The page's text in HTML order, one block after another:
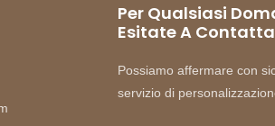
Per Qualsiasi
Esitate A
Possiamo affermare con
servizio di